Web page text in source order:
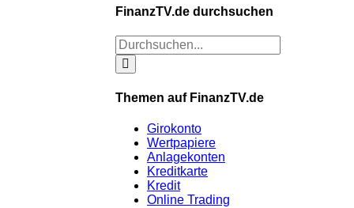
FinanzTV.de durchsuchen
Themen auf FinanzTV.de
Girokonto
Wertpapiere
Anlagekonten
Kreditkarte
Kredit
Online Trading